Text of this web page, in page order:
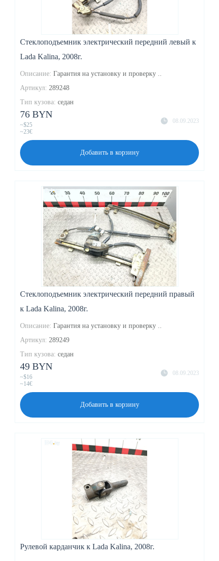
Стеклоподъемник электрический передний левый к
Lada Kalina, 2008г.
Описание: Гарантия на установку и проверку ..
Артикул: 289248
Тип кузова: седан
08.09.2023
76 BYN
~$25
~23€
Добавить в корзину
Стеклоподъемник электрический передний правый
к Lada Kalina, 2008г.
Описание: Гарантия на установку и проверку ..
Артикул: 289249
Тип кузова: седан
08.09.2023
49 BYN
~$16
~14€
Добавить в корзину
Рулевой карданчик к Lada Kalina, 2008г.